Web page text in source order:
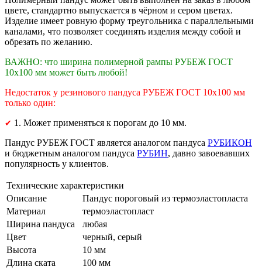
цвете, стандартно выпускается в чёрном и сером цветах.
Изделие имеет ровную форму треугольника с параллельными
каналами, что позволяет соединять изделия между собой и
обрезать по желанию.
ВАЖНО: что ширина полимерной рампы РУБЕЖ ГОСТ
10х100 мм может быть любой!
Недостаток у резинового пандуса РУБЕЖ ГОСТ 10х100 мм
только один:
✔ 1. Может применяться к порогам до 10 мм.
Пандус РУБЕЖ ГОСТ является аналогом пандуса РУБИКОН
и бюджетным аналогом пандуса РУБИН, давно завоевавших
популярность у клиентов.
Технические характеристики
Описание
Пандус пороговый из термоэластопласта
Материал
термоэластопласт
Ширина пандуса
любая
Цвет
черный, серый
Высота
10 мм
Длина ската
100 мм